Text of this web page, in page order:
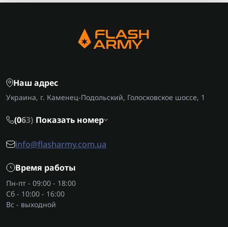
Наш адрес
Украина, г. Каменец-Подольский, Голосковское шоссе, 1
(063) Показать номер
info@flasharmy.com.ua
Время работы
Пн-пт - 09:00 - 18:00
Сб - 10:00 - 16:00
Вс - выходной